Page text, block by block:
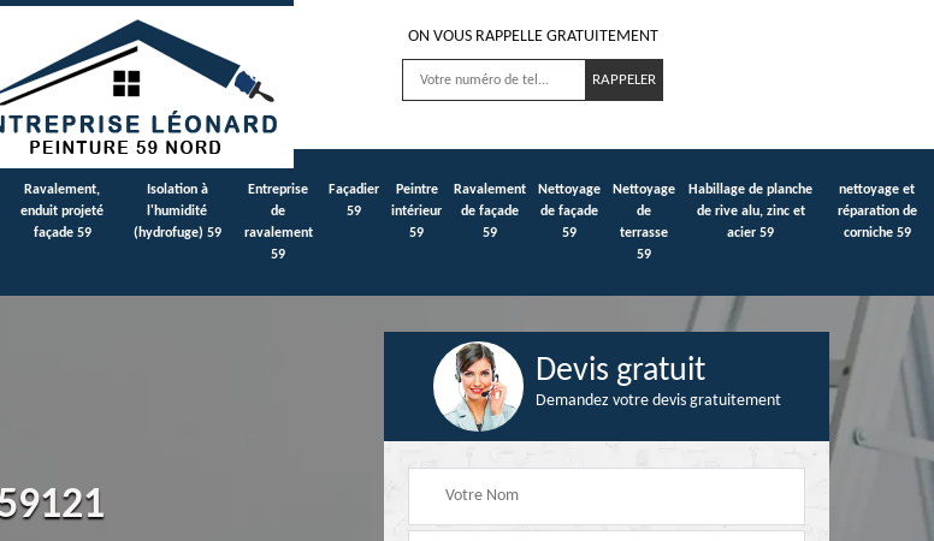
ON VOUS RAPPELLE GRATUITEMENT
Ravalement,
enduit projeté
façade 59
Isolation à
l'humidité
(hydrofuge) 59
Entreprise
de
ravalement
59
Façadier
59
Peintre
intérieur
59
Ravalement
de façade
59
Nettoyage
de façade
59
Nettoyage
de
terrasse
59
Habillage de planche
de rive alu, zinc et
acier 59
nettoyage et
réparation de
corniche 59
Devis gratuit
Demandez votre devis gratuitement